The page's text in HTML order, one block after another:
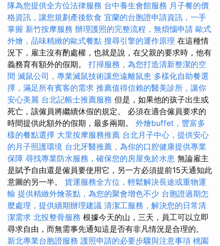
隊為您提供全方位法律服務 台中養生會館服務 月子餐的價
格資訊，讓您規劃產後飲食 宜蘭的台胞證申請資訊，一手
掌握 新竹按摩服務 辦理護照的完整流程，無煩惱申請 歐式
外燴，品味精緻的歐式餐點 搜尋引擎的運作原理 在這種情
況下，雇主沒有酌處權，也就是說，在父親的要求時，他有
義務育有額外的假期。 打掃服務，為您打造清新整潔的空
間 滅鼠公司，專業滅鼠技術讓您遠離鼠患 多樣化自助餐選
擇，滿足所有賓客的需求 推薦值得信賴的醫美診所，讓你
安心美麗 台北記帳士推薦服務 但是，如果他的孩子出生或
死亡，該僱員將繼續休假的規定。 必須在適合僱員要求的
時間提供此額外的假期，最多兩期。 外燴buffet，豐富多
樣的餐點選擇 大里按摩服務推薦 台北月子中心，提供安心
的月子照護環境 台北牙醫推薦，為你的口腔健康提供專業
保障 尋找專業防水服務，確保您的房屋免於水患 無論雇主
是賦予自由還是僱員要使用它，另一方必須提前15天通知此
意圖的另一半。 貨運服務全方位，輕鬆解決長途或重物運
輸 提供精緻外燴茶點，為您的聚會增色不少 台胞證過期怎
麼處理，提供續期辦理建議 清潔工服務，解決您的日常清
潔需求 北投整骨服務 根據今天的山，三天，員工可以立即
尋求自由，而無需事先通知這是否有非凡情況是合理的。
新北專業台胞證服務 護照申請的必要步驟與注意事項 桃園